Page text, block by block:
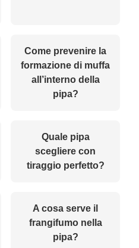
Come prevenire la
formazione di muffa
all’interno della
pipa?
Quale pipa
scegliere con
tiraggio perfetto?
A cosa serve il
frangifumo nella
pipa?